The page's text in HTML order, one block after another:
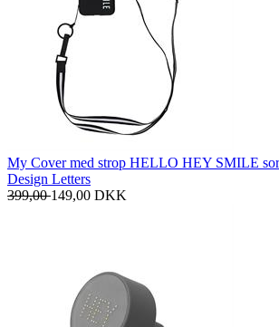
My Cover med strop HELLO HEY SMILE
Design Letters
399,00149,00 DKK